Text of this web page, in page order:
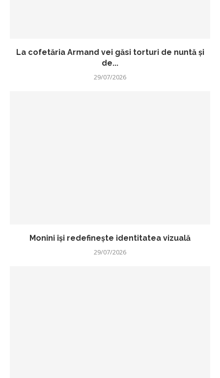
La cofetăria Armand vei găsi torturi de nuntă și
de...
29/07/2026
Monini își redefinește identitatea vizuală
29/07/2026